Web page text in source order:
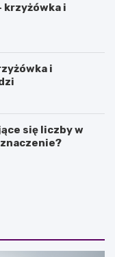
krzyżówka i
i
się liczby w